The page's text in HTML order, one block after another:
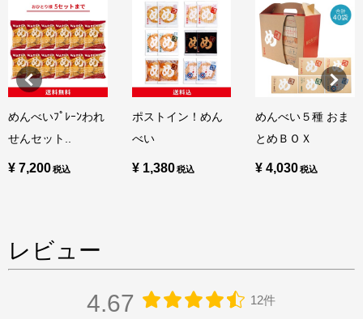
めんべいﾌﾟﾚｰﾝわれ
せんセット..
¥ 7,200
ポストイン！めん
べい
¥ 1,380
めんべい５種 おま
とめＢＯＸ
¥ 4,030
レビュー
4.67 12件